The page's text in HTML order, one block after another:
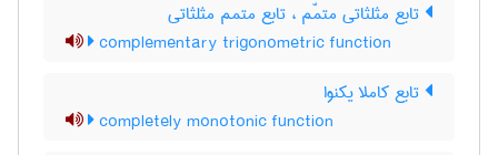
تابع مثلثاتی متمّم ، تابع متمم مثلثاتی
complementary trigonometric function
تابع کاملا یکنوا
completely monotonic function